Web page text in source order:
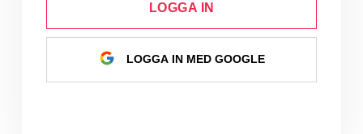
LOGGA IN
LOGGA IN MED GOOGLE